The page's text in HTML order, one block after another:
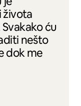
života
ću
nešto
dok me